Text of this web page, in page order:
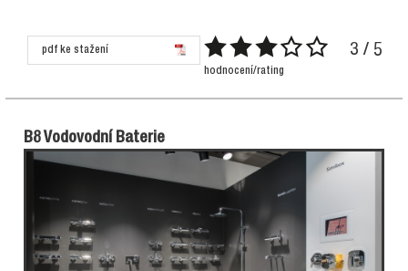
pdf ke stažení 3 / 5
hodnocení/rating
B8 Vodovodní Baterie